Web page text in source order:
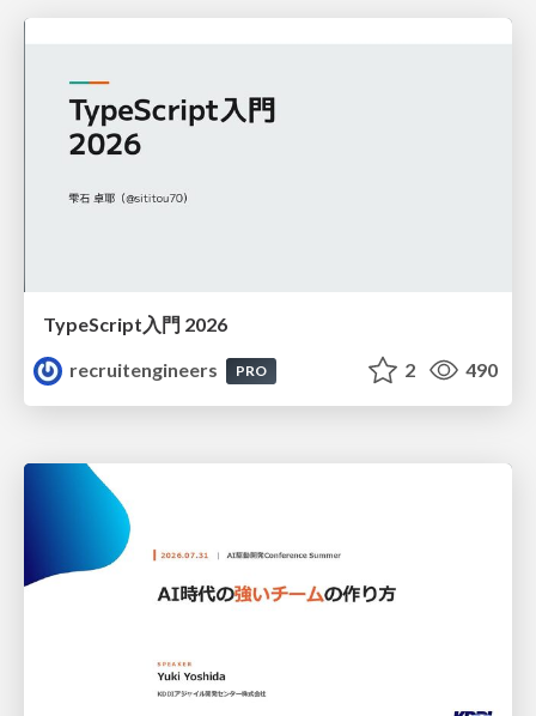
TypeScript入門 2026
recruitengineers
PRO 2 490